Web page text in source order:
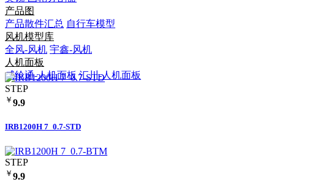
产品图
产品散件汇总 自行车模型
风机模型库
全风-风机 宇鑫-风机
人机面板
威纶通-人机面板 汇川-人机面板
STEP
￥ 9.9
IRB1200H 7_0.7-STD
STEP
￥ 9.9